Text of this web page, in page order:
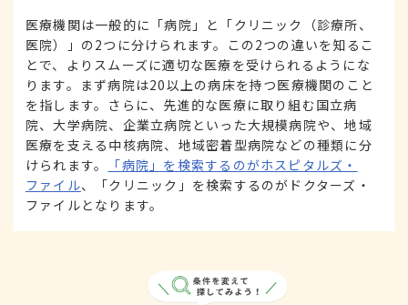
医療機関は一般的に「病院」と「クリニック（診療所、
医院）」の2つに分けられます。この2つの違いを知るこ
とで、よりスムーズに適切な医療を受けられるようにな
ります。まず病院は20以上の病床を持つ医療機関のこと
を指します。さらに、先進的な医療に取り組む国立病
院、大学病院、企業立病院といった大規模病院や、地域
医療を支える中核病院、地域密着型病院などの種類に分
けられます。
「病院」を検索するのがホスピタルズ・
ファイル、「クリニック」を検索するのがドクターズ・
ファイルとなります。